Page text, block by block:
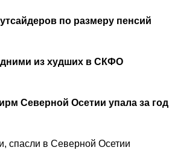
по размеру пенсий
из худших в СКФО
Северной Осетии упала за год
спасли в Северной Осетии